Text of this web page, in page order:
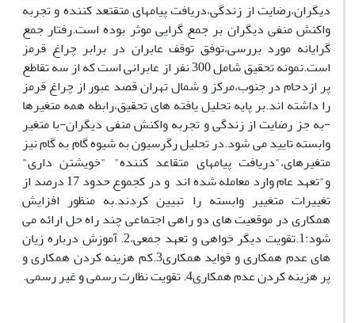
دیگران،رضایت از زندگی،دریافت پیامهای متقتعد کننده و تجربه
واکنش منفی دیگران بر جمع گرایی موثر بوده است.رفتار جمع
گرایانه مورد بررسی،توفق توقف عابران در برابر چراغ قرمز
است.نمونه تحقیق شامل 300 نفر از عابرانی است که از سه تقاطع
پر ازدحام در جنوب،مرکز و شمال تهران قصد عبور از چراغ قرمز
را داشته اند.بر پایه تحلیل یافته های تحقیق،رابطه همه متغیرها
-به جز رضایت از زندگی و تجربه واکنش منفی دیگران-با متغیر
وابسته تایید می شود.در تحلیل رگرسیون به شیوه گام به گام نیز
متغیرهای،"دریافت پیامهای متقاعد کننده" "خویشتن داری"
و"تعهد عام وارد معامله شده اند و در کجموع حدود 17 درصد از
تغییرات متغییر وابسته را تبیین کردند.به منظور افزایش
همکاری در موقعیت های دو راهی اجتماعی چند راه حل ارائه می
شود:1.تقویت دیگر خواهی و تعهد جمعی،2. آموزش درباره زیان
های عدم همکاری و فواید همکاری3.کم هزینه کردن همکاری و
پر هزینه کردن عدم همکاری4. تقویت نظارت رسمی و غیر رسمی.